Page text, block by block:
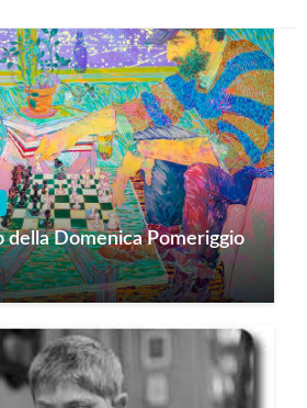
della Domenica Pomeriggio